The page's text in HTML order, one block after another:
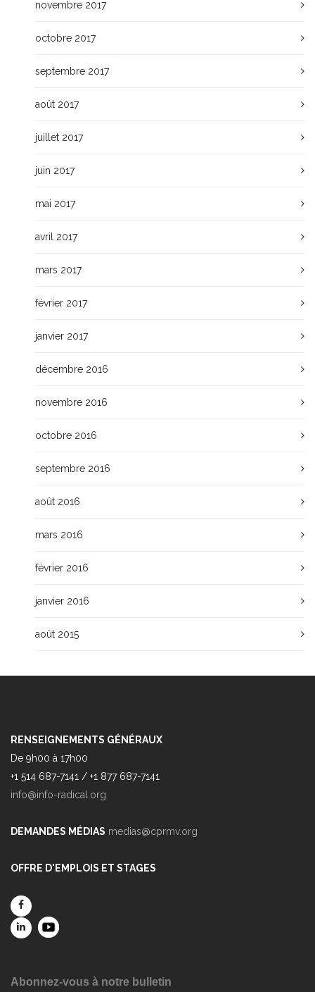
novembre 2017
octobre 2017
septembre 2017
août 2017
juillet 2017
juin 2017
mai 2017
avril 2017
mars 2017
février 2017
janvier 2017
décembre 2016
novembre 2016
octobre 2016
septembre 2016
août 2016
mars 2016
février 2016
janvier 2016
août 2015
RENSEIGNEMENTS GÉNÉRAUX
De 9h00 à 17h00
+1 514 687-7141 / +1 877 687-7141
info@info-radical.org
DEMANDES MÉDIAS medias@cprmv.org
OFFRE D'EMPLOIS ET STAGES
Abonnez-vous à notre bulletin